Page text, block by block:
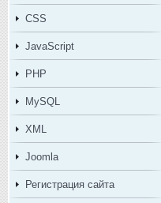
CSS
JavaScript
PHP
MySQL
XML
Joomla
Регистрация сайта